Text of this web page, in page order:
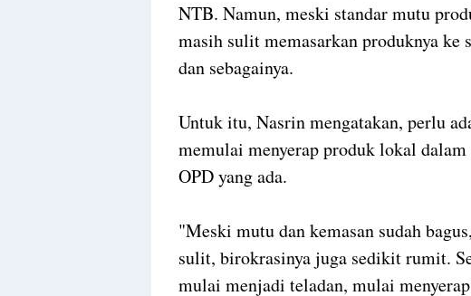
NTB. Namun, meski standar mutu
masih sulit memasarkan produknya ke
dan sebagainya.
Untuk itu, Nasrin mengatakan, perlu
memulai menyerap produk lokal
OPD yang ada.
"Meski mutu dan kemasan sudah
sulit, birokrasinya juga sedikit rumit.
mulai menjadi teladan, mulai